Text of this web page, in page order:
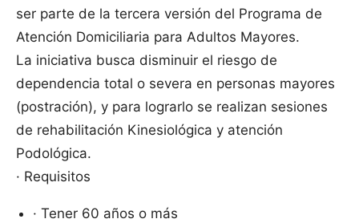
ser parte de la tercera versión del Programa de
Atención Domiciliaria para Adultos Mayores.
La iniciativa busca disminuir el riesgo de
dependencia total o severa en personas mayores
(postración), y para lograrlo se realizan sesiones
de rehabilitación Kinesiológica y atención
Podológica.
· Requisitos
· Tener 60 años o más